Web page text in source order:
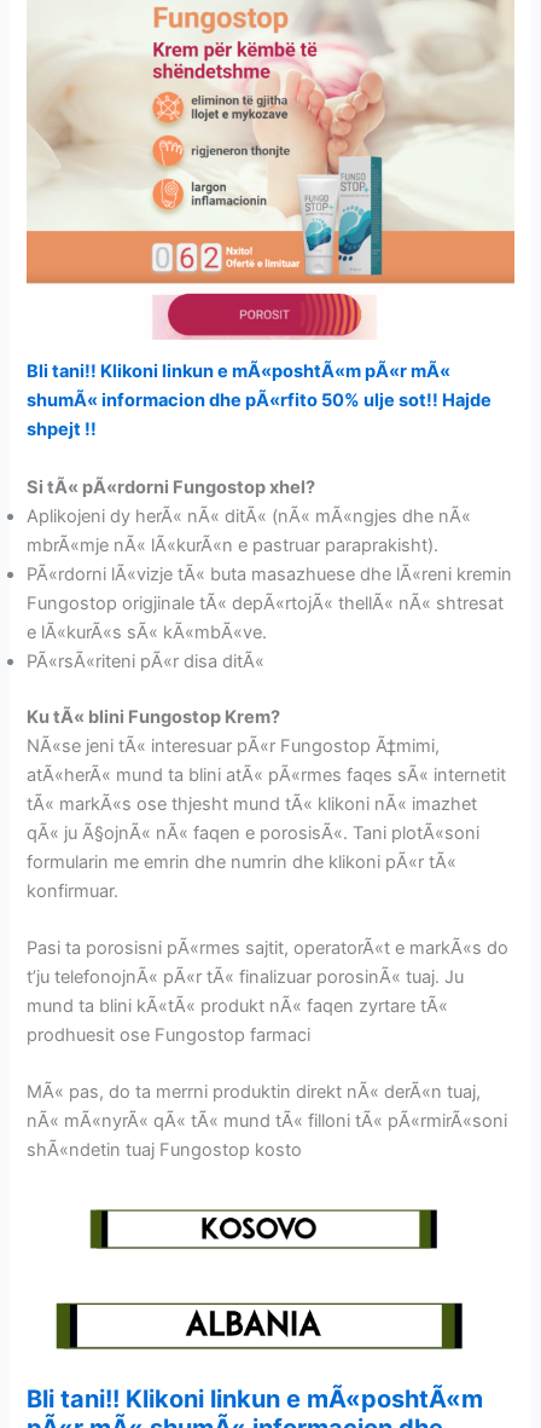
Bli tani!! Klikoni linkun e mÃ«poshtÃ«m pÃ«r mÃ«
shumÃ« informacion dhe pÃ«rfito 50% ulje sot!! Hajde
shpejt !!
Si tÃ« pÃ«rdorni Fungostop xhel?
Aplikojeni dy herÃ« nÃ« ditÃ« (nÃ« mÃ«ngjes dhe nÃ«
mbrÃ«mje nÃ« lÃ«kurÃ«n e pastruar paraprakisht).
PÃ«rdorni lÃ«vizje tÃ« buta masazhuese dhe lÃ«reni kremin
Fungostop origjinale tÃ« depÃ«rtojÃ« thellÃ« nÃ« shtresat
e lÃ«kurÃ«s sÃ« kÃ«mbÃ«ve.
PÃ«rsÃ«riteni pÃ«r disa ditÃ«
Ku tÃ« blini Fungostop Krem?
NÃ«se jeni tÃ« interesuar pÃ«r Fungostop Ã‡mimi,
atÃ«herÃ« mund ta blini atÃ« pÃ«rmes faqes sÃ« internetit
tÃ« markÃ«s ose thjesht mund tÃ« klikoni nÃ« imazhet
qÃ« ju Ã§ojnÃ« nÃ« faqen e porosisÃ«. Tani plotÃ«soni
formularin me emrin dhe numrin dhe klikoni pÃ«r tÃ«
konfirmuar.
Pasi ta porosisni pÃ«rmes sajtit, operatorÃ«t e markÃ«s do
t’ju telefonojnÃ« pÃ«r tÃ« finalizuar porosinÃ« tuaj. Ju
mund ta blini kÃ«tÃ« produkt nÃ« faqen zyrtare tÃ«
prodhuesit ose Fungostop farmaci
MÃ« pas, do ta merrni produktin direkt nÃ« derÃ«n tuaj,
nÃ« mÃ«nyrÃ« qÃ« tÃ« mund tÃ« filloni tÃ« pÃ«rmirÃ«soni
shÃ«ndetin tuaj Fungostop kosto
Bli tani!! Klikoni linkun e mÃ«poshtÃ«m